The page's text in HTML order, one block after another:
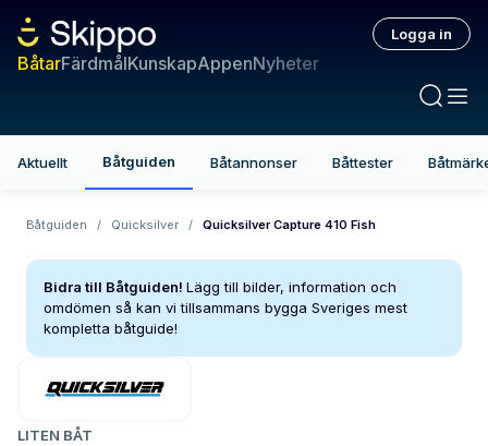
BåtarFärdmålKunskapAppenNyheter
Logga in
Aktuellt Båtguiden Båtannonser Båttester
Båtguiden / Quicksilver / Quicksilver Capture 410 Fish
Bidra till Båtguiden! Lägg till bilder, information och
omdömen så kan vi tillsammans bygga Sveriges mest
kompletta båtguide!
LITEN BÅT